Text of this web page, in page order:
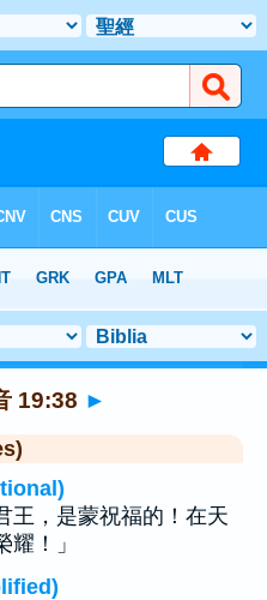
19:38 ►
王，是蒙祝福的！在天
！」